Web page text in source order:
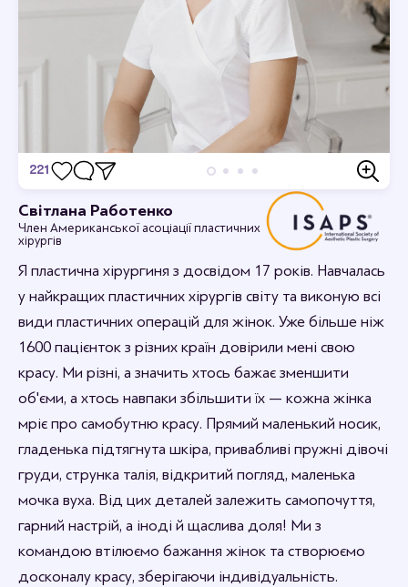
Світлана Работенко
Член Американської асоціації пластичних
хірургів
Я пластична хірургиня з досвідом 17 років. Навчалась
у найкращих пластичних хірургів світу та виконую всі
види пластичних операцій для жінок. Уже більше ніж
1600 пацієнток з різних країн довірили мені свою
красу. Ми різні, а значить хтось бажає зменшити
об'єми, а хтось навпаки збільшити їх — кожна жінка
мріє про самобутню красу. Прямий маленький носик,
гладенька підтягнута шкіра, привабливі пружні дівочі
груди, струнка талія, відкритий погляд, маленька
мочка вуха. Від цих деталей залежить самопочуття,
гарний настрій, а іноді й щаслива доля! Ми з
командою втілюємо бажання жінок та створюємо
досконалу красу, зберігаючи індивідуальність.
221
Дивовижно, я в захваті.
rabotenkosvitlana